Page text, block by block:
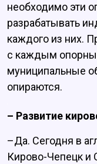
необходимо эти
разрабатывать
каждого из них.
с каждым
муниципальные
опираются.
– Развитие
–Да. Сегодня в
Кирово-Чепецк и